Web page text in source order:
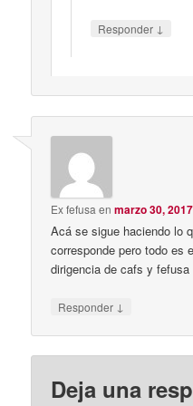
Responder ↓
Ex fefusa enmarzo 30,
Acá se sigue haciendo lo
corresponde pero todo es
dirigencia de cafs y fefusa
Responder ↓
Deja una